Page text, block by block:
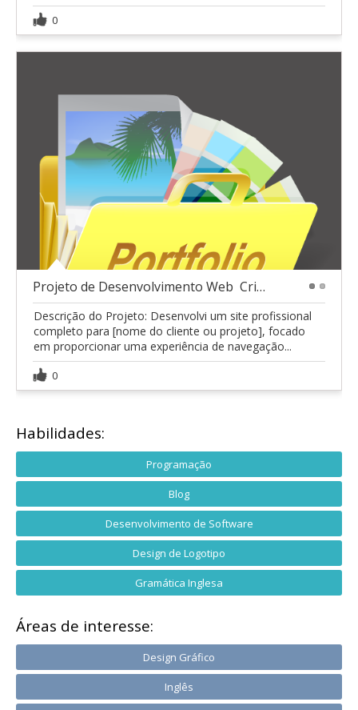
0
Projeto de Desenvolvimento Web  Criação de Site
Descrição do Projeto: Desenvolvi um site profissional
completo para [nome do cliente ou projeto], focado
em proporcionar uma experiência de navegação...
0
Habilidades:
Programação
Blog
Desenvolvimento de Software
Design de Logotipo
Gramática Inglesa
Áreas de interesse:
Design Gráfico
Inglês